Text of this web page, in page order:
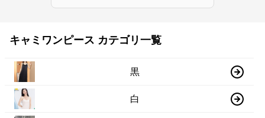
キャミワンピース カテゴリ一覧
黒
白